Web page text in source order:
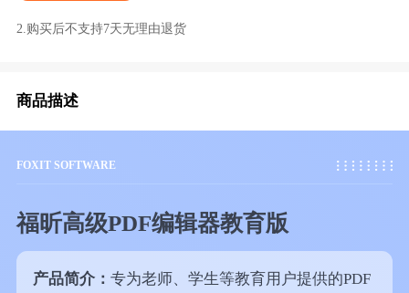
2.购买后不支持7天无理由退货
商品描述
FOXIT SOFTWARE
福昕高级PDF编辑器教育版
产品简介： 专为老师、学生等教育用户提供的PDF